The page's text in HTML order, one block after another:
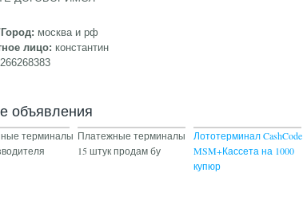
москва и рф
лицо: константин
объявления
терминалы Платежные терминалы
15 штук продам бу
Лототерминал CashCode
MSM+Кассета на 1000
купюр